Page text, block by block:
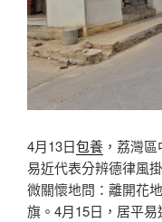
4月13日包養 ，荔灣
易近代表分辨德律風
微關懷地問：離開花
旗。4月15日，居平